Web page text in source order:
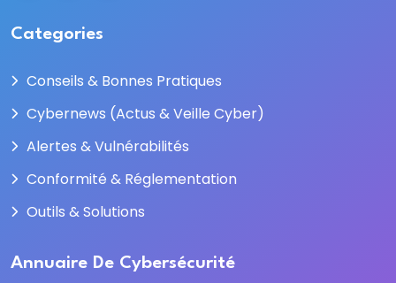
Categories
Conseils & Bonnes Pratiques
Cybernews (Actus & Veille Cyber)
Alertes & Vulnérabilités
Conformité & Réglementation
Outils & Solutions
Annuaire De Cybersécurité